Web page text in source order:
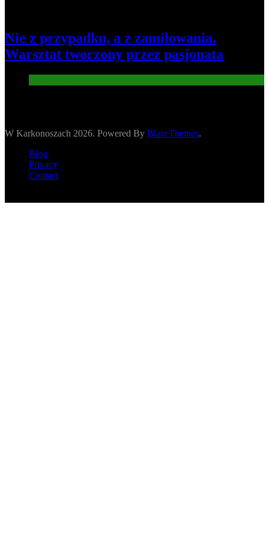
Nie z przypadku, a z zamiłowania.
Warsztat tworzony przez pasjonata
W Karkonoszach 2026. Powered By BlazeThemes.
Blog
Privacy
Contact